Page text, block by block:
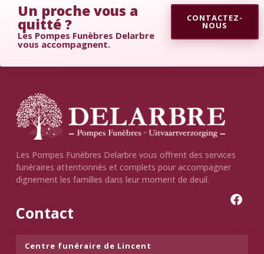
Un proche vous a
quitté ?
Les Pompes Funèbres Delarbre
vous accompagnent.
CONTACTEZ-
NOUS
Les Pompes Funèbres Delarbre vous offrent des services
funéraires attentionnés et complets pour accompagner
dignement les familles dans leur moment de deuil.
Contact
Centre funéraire de Lincent​